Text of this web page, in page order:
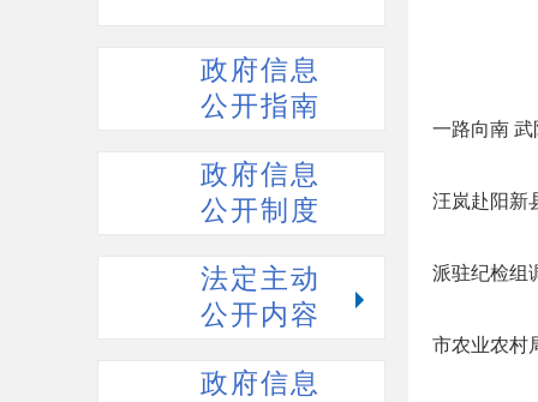
政府信息
公开指南
政府信息
公开制度
法定主动
公开内容
政府信息
一路向南
汪岚赴阳新
派驻纪检组
市农业农村